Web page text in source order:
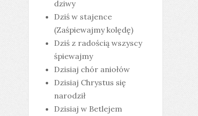
dziwy
Dziś w stajence
(Zaśpiewajmy kolędę)
Dziś z radością wszyscy
śpiewajmy
Dzisiaj chór aniołów
Dzisiaj Chrystus się
narodził
Dzisiaj w Betlejem